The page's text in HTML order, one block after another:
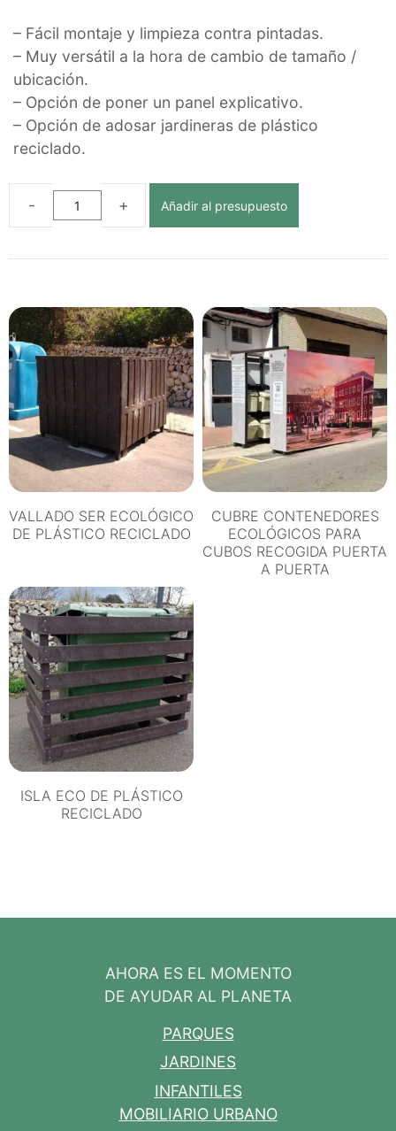
– Fácil montaje y limpieza contra pintadas.
– Muy versátil a la hora de cambio de tamaño /
ubicación.
– Opción de poner un panel explicativo.
– Opción de adosar jardineras de plástico
reciclado.
ISLA
ECOLÓGICA
PLÁSTICO
RECICLADO
cantidad
Añadir al presupuesto
VALLADO SER ECOLÓGICO
DE PLÁSTICO RECICLADO
CUBRE CONTENEDORES
ECOLÓGICOS PARA
CUBOS RECOGIDA PUERTA
A PUERTA
ISLA ECO DE PLÁSTICO
RECICLADO
AHORA ES EL MOMENTO
DE AYUDAR AL PLANETA
PARQUES
JARDINES
INFANTILES
MOBILIARIO URBANO